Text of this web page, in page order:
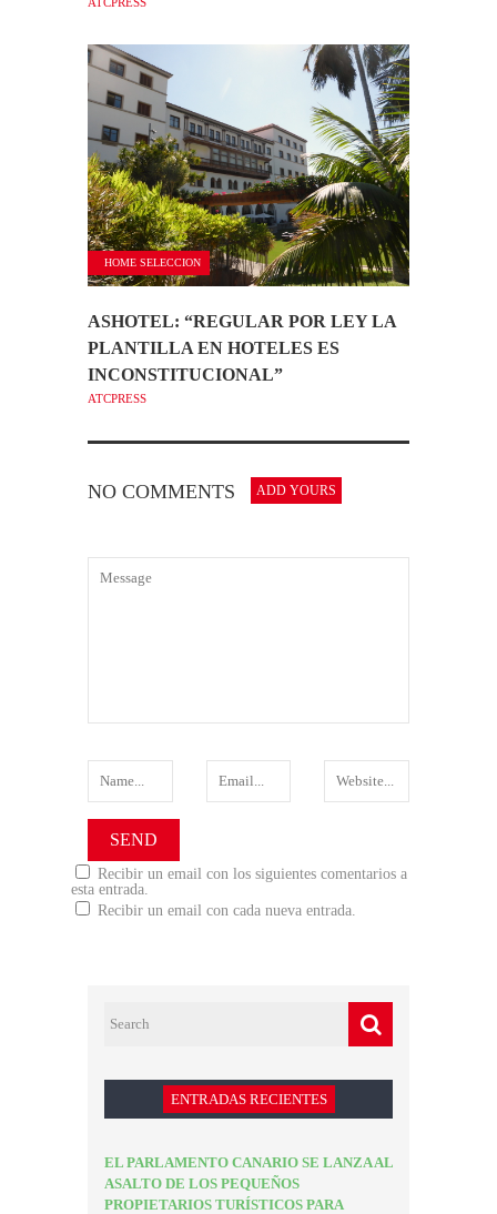
HOME SELECCION
ASHOTEL: “REGULAR POR LEY LA
PLANTILLA EN HOTELES ES
INCONSTITUCIONAL”
ATCPRESS
NO COMMENTS ADD YOURS
Recibir un email con los siguientes comentarios a
esta entrada.
Recibir un email con cada nueva entrada.
ENTRADAS RECIENTES
EL PARLAMENTO CANARIO SE LANZA AL
ASALTO DE LOS PEQUEÑOS
PROPIETARIOS TURÍSTICOS PARA